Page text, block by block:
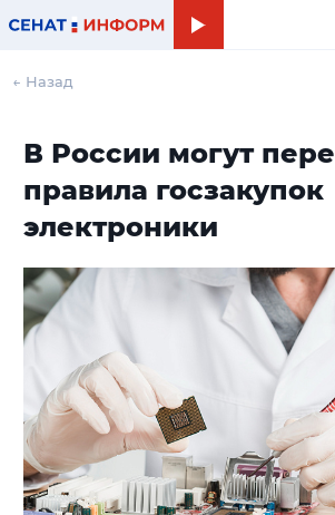
← Назад
В России могут
правила госзакупок
электроники